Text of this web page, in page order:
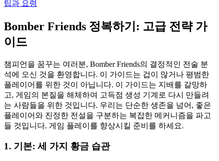
팁과 요령
Bomber Friends 정복하기: 고급 전략 가
이드
챔피언을 꿈꾸는 여러분, Bomber Friends의 결정적인 전술 분
석에 오신 것을 환영합니다. 이 가이드는 겁이 많거나 평범한
플레이어를 위한 것이 아닙니다. 이 가이드는 지배를 갈망하
고, 게임의 본질을 해체하여 고득점 생성 기계로 다시 만들려
는 사람들을 위한 것입니다. 우리는 단순한 생존을 넘어, 좋은
플레이어와 진정한 전설을 구분하는 복잡한 메커니즘을 파고
들 것입니다. 게임 플레이를 향상시킬 준비를 하세요.
1. 기본: 세 가지 황금 습관